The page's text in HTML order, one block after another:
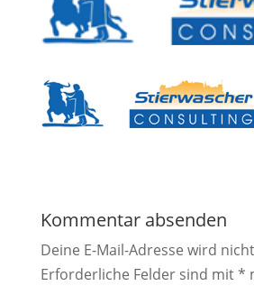
Kommentar absenden
Deine E-Mail-Adresse wird
Erforderliche Felder sind mit*